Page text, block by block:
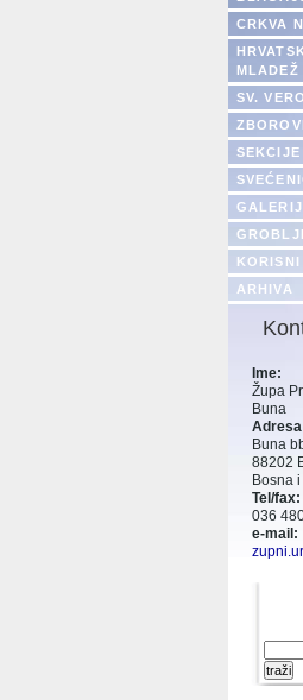
CRKVA
MLADEŽ
SV.
SEKCIJE
ARHIVA
Ime:
Župa
Buna
Buna
88202
Bosna
Tel/fax:
036
e-mail: